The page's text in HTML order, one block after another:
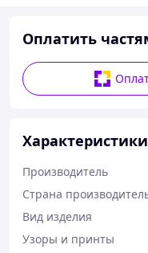
Оплатить
Производитель
Страна
Вид изделия
Узоры и принты